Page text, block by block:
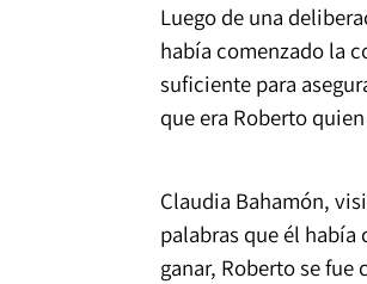
Luego de una
había comenzado la
suficiente para
que era Roberto
Claudia Bahamón,
palabras que él
ganar, Roberto se